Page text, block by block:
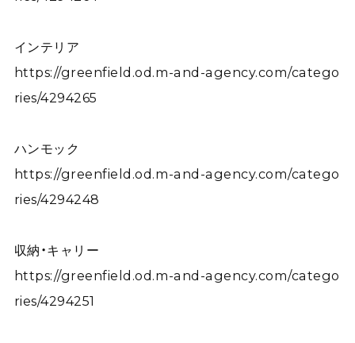
インテリア
https://greenfield.od.m-and-agency.com/catego
ries/4294265
ハンモック
https://greenfield.od.m-and-agency.com/catego
ries/4294248
収納・キャリー
https://greenfield.od.m-and-agency.com/catego
ries/4294251